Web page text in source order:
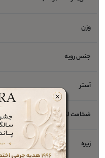
وزن
جنس رویه
آستر
ضخامت لژ / اندازه پاشنه
زیره